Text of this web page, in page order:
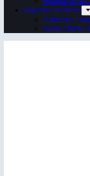
Espacios escénicos
Anfiteatro
Teatro Oficial